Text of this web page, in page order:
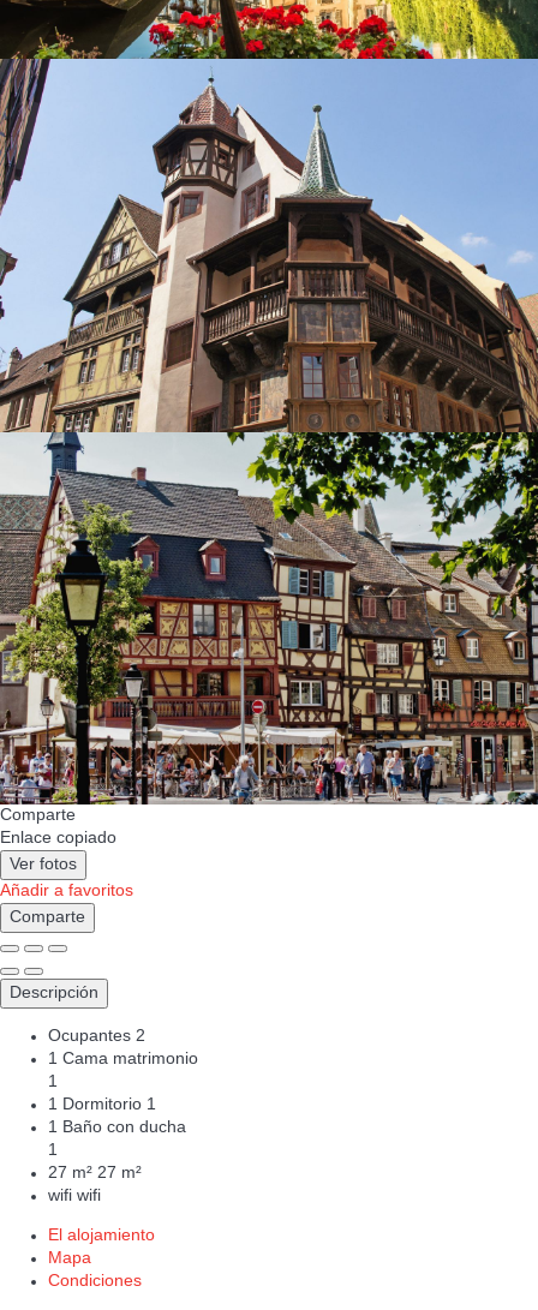
Comparte
Enlace copiado
Ver fotos
Añadir a favoritos
Comparte
Descripción
Ocupantes 2
1 Cama matrimonio
1
1 Dormitorio 1
1 Baño con ducha
1
27 m² 27 m²
wifi wifi
El alojamiento
Mapa
Condiciones